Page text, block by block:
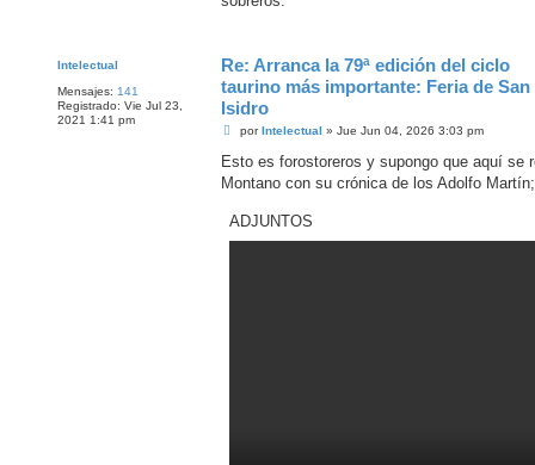
a
Intelectual
Mensajes: 141
Registrado: Vie Jul 23,
2021 1:41 pm
Re: Arranca la 79ª edición del ciclo
taurino más importante: Feria de San
Isidro
M
n
a
e
por Intelectual » Jue Jun 04, 2026 3:03 pm
Esto es forostoreros y supongo que aquí se
Montano con su crónica de los Adolfo
ADJUNTOS